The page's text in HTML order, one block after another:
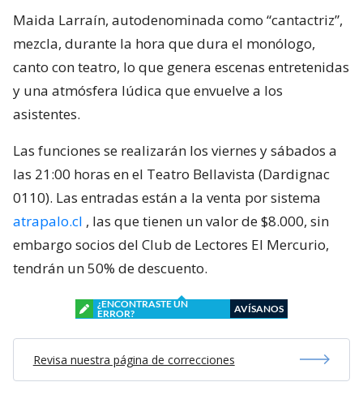
Maida Larraín, autodenominada como “cantactriz”,
mezcla, durante la hora que dura el monólogo,
canto con teatro, lo que genera escenas entretenidas
y una atmósfera lúdica que envuelve a los
asistentes.
Las funciones se realizarán los viernes y sábados a
las 21:00 horas en el Teatro Bellavista (Dardignac
0110). Las entradas están a la venta por sistema
atrapalo.cl , las que tienen un valor de $8.000, sin
embargo socios del Club de Lectores El Mercurio,
tendrán un 50% de descuento.
¿ENCONTRASTE UN
ERROR?
AVÍSANOS
Revisa nuestra página de correcciones